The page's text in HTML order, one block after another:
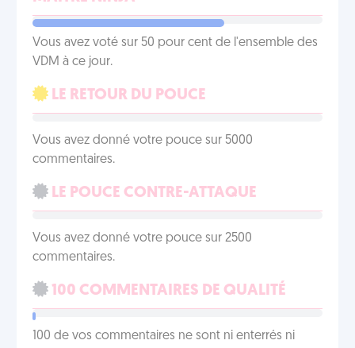
Vous avez voté sur 50 pour cent de l'ensemble des
VDM à ce jour.
LE RETOUR DU POUCE
Vous avez donné votre pouce sur 5000
commentaires.
LE POUCE CONTRE-ATTAQUE
Vous avez donné votre pouce sur 2500
commentaires.
100 COMMENTAIRES DE QUALITÉ
100 de vos commentaires ne sont ni enterrés ni